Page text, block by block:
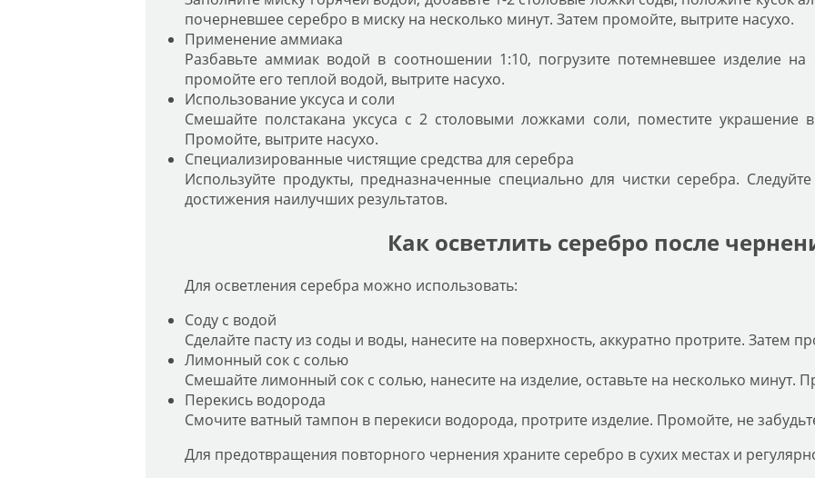
почерневшее серебро в миску на несколько минут. Затем промойте, вытрите насухо.
Применение аммиака
Разбавьте аммиак водой в соотношении 1:10, погрузите потемневшее изделие на
промойте его теплой водой, вытрите насухо.
Использование уксуса и соли
Смешайте полстакана уксуса с 2 столовыми ложками соли, поместите украшение
Промойте, вытрите насухо.
Специализированные чистящие средства для серебра
Используйте продукты, предназначенные специально для чистки серебра.
достижения наилучших результатов.
Как осветлить серебро после
Для осветления серебра можно использовать:
Соду с водой
Сделайте пасту из соды и воды, нанесите на поверхность, аккуратно протрите. Затем
Лимонный сок с солью
Смешайте лимонный сок с солью, нанесите на изделие, оставьте на несколько минут.
Перекись водорода
Смочите ватный тампон в перекиси водорода, протрите изделие. Промойте, не
Для предотвращения повторного чернения храните серебро в сухих местах и